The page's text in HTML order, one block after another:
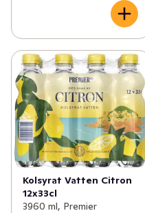
Kolsyrat Vatten Citron
12x33cl
3960 ml, Premier